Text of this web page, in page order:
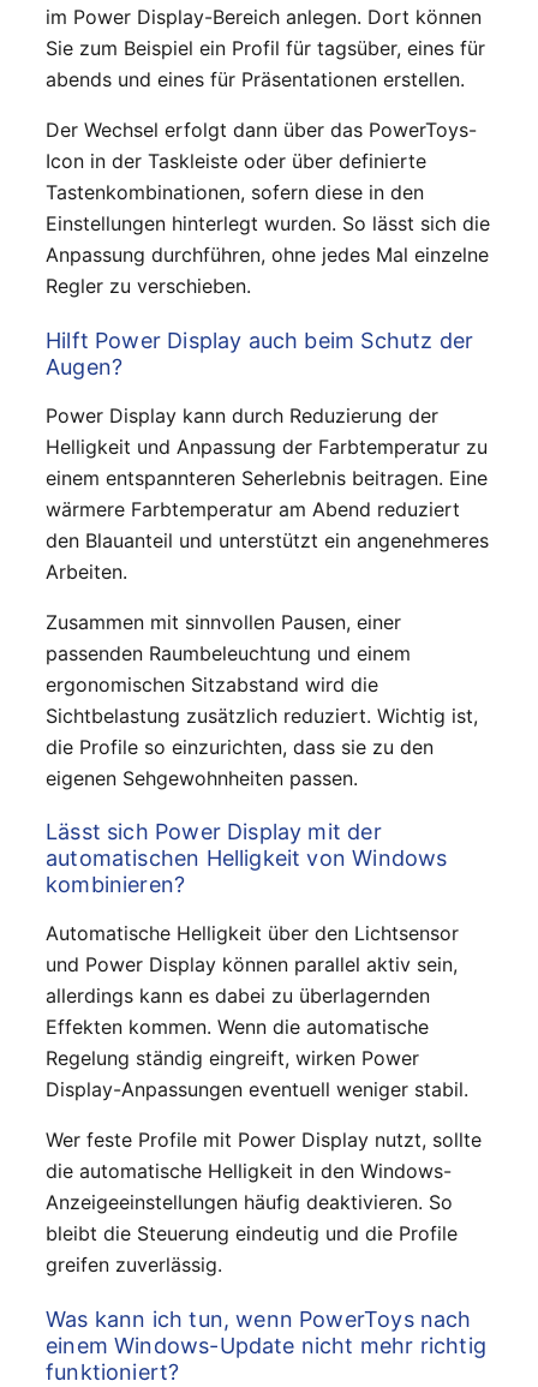
im Power Display-Bereich anlegen. Dort können
Sie zum Beispiel ein Profil für tagsüber, eines für
abends und eines für Präsentationen erstellen.
Der Wechsel erfolgt dann über das PowerToys-
Icon in der Taskleiste oder über definierte
Tastenkombinationen, sofern diese in den
Einstellungen hinterlegt wurden. So lässt sich die
Anpassung durchführen, ohne jedes Mal einzelne
Regler zu verschieben.
Hilft Power Display auch beim Schutz der
Augen?
Power Display kann durch Reduzierung der
Helligkeit und Anpassung der Farbtemperatur zu
einem entspannteren Seherlebnis beitragen. Eine
wärmere Farbtemperatur am Abend reduziert
den Blauanteil und unterstützt ein angenehmeres
Arbeiten.
Zusammen mit sinnvollen Pausen, einer
passenden Raumbeleuchtung und einem
ergonomischen Sitzabstand wird die
Sichtbelastung zusätzlich reduziert. Wichtig ist,
die Profile so einzurichten, dass sie zu den
eigenen Sehgewohnheiten passen.
Lässt sich Power Display mit der
automatischen Helligkeit von Windows
kombinieren?
Automatische Helligkeit über den Lichtsensor
und Power Display können parallel aktiv sein,
allerdings kann es dabei zu überlagernden
Effekten kommen. Wenn die automatische
Regelung ständig eingreift, wirken Power
Display-Anpassungen eventuell weniger stabil.
Wer feste Profile mit Power Display nutzt, sollte
die automatische Helligkeit in den Windows-
Anzeigeeinstellungen häufig deaktivieren. So
bleibt die Steuerung eindeutig und die Profile
greifen zuverlässig.
Was kann ich tun, wenn PowerToys nach
einem Windows-Update nicht mehr richtig
funktioniert?